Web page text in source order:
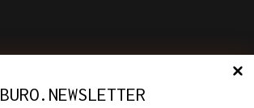
BURO.NEWSLETTER